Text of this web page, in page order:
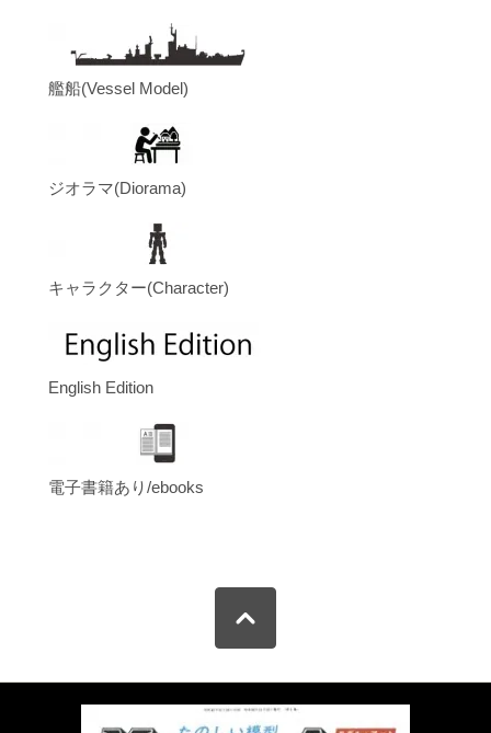
艦船(Vessel Model)
ジオラマ(Diorama)
キャラクター(Character)
English Edition
電子書籍あり/ebooks